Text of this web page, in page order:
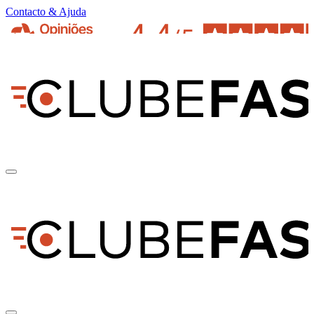
Contacto & Ajuda